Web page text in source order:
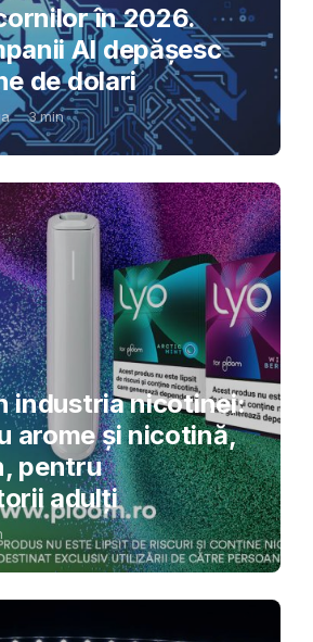
în 2026.
AI depășesc
de dolari
3min
industria nicotinei:
arome și nicotină,
pentru
adulți